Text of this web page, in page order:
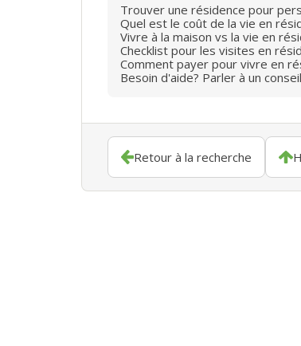
Trouver une résidence pour
Quel est le coût de la vie en
Vivre à la maison vs la vie en
Checklist pour les visites en
Comment payer pour vivre en
Besoin d'aide? Parler à un
Retour à la recherche